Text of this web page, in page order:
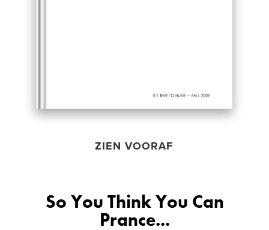
ZIEN VOORAF
So You Think You Can
Prance...